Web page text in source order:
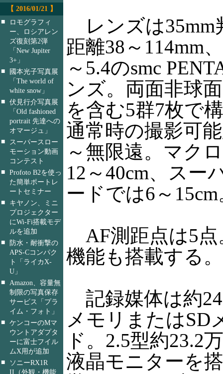
【 2016/01/21 】
■
ロモグラフィ
ー、ロシアレン
ズ復刻第2弾
「New Jupiter
3+」
■
國本光子写真展
「The world of
white snow」
■ 伏見行介写真展
「Old fashioned
portrait 先達への
オマージュ」
■
スーパースロー
モーション動画
コンテスト
■ Profoto B2を使っ
た簡単ポートレ
ートセミナー
■
キヤノン、ミニ
プロジェクター
にWi-Fi搭載モデ
ルを追加
■
防水・耐衝撃の
APS-Cコンパク
ト「ライカX-
U」
■
Amazon、容量無
制限の写真保存
サービス「プラ
イム・フォト」
■ ケンコーのMマ
ウントアダプタ
ーに富士フイル
ムX用が追加
■
ソニーRX1R
II（外観・機能
レンズは35mm
距離38～114mm
～5.4のsmc
ンズ。両面非球
を含む5群7枚で
通常時の撮影可
～無限遠。マク
12～40cm、スー
ードでは6～15cm
AF測距点は5点
機能も搭載する。
記録媒体は約
メモリまたはSD
ド。2.5型約23.2
液晶モニターを